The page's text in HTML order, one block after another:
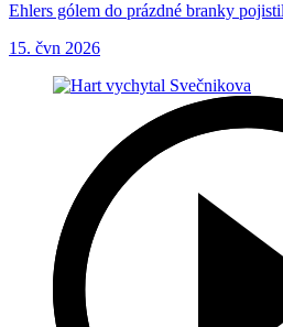
Ehlers gólem do prázdné branky
15. čvn 2026